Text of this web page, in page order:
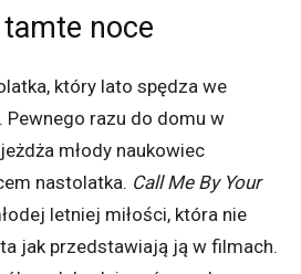
noce
który lato spędza we
Pewnego razu do domu w
młody naukowiec
nastolatka. Call Me By Your
letniej miłości, która nie
jak przedstawiają ją w filmach.